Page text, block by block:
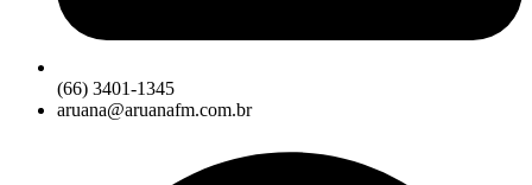
(66) 3401-1345
aruana@aruanafm.com.br